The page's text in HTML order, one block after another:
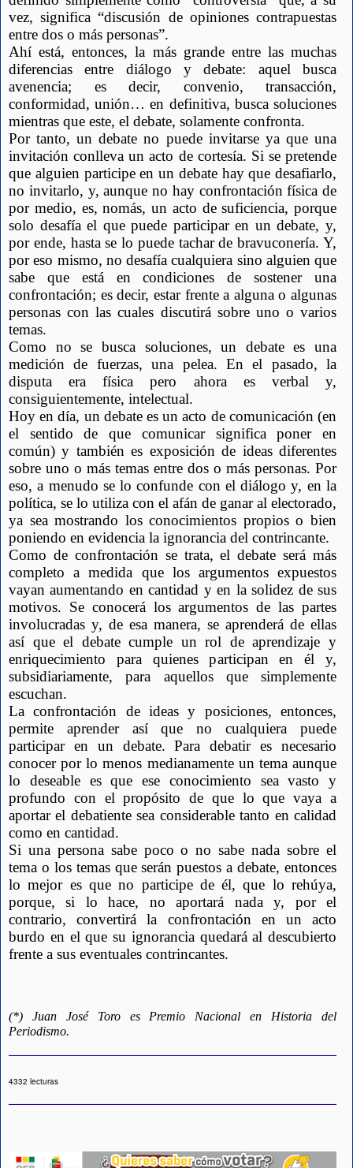
vez, significa “discusión de opiniones contrapuestas
entre dos o más personas”.
Ahí está, entonces, la más grande entre las muchas
diferencias entre diálogo y debate: aquel busca
avenencia; es decir, convenio, transacción,
conformidad, unión… en definitiva, busca soluciones
mientras que este, el debate, solamente confronta.
Por tanto, un debate no puede invitarse ya que una
invitación conlleva un acto de cortesía. Si se pretende
que alguien participe en un debate hay que desafiarlo,
no invitarlo, y, aunque no hay confrontación física de
por medio, es, nomás, un acto de suficiencia, porque
solo desafía el que puede participar en un debate, y,
por ende, hasta se lo puede tachar de bravuconería. Y,
por eso mismo, no desafía cualquiera sino alguien que
sabe que está en condiciones de sostener una
confrontación; es decir, estar frente a alguna o algunas
personas con las cuales discutirá sobre uno o varios
temas.
Como no se busca soluciones, un debate es una
medición de fuerzas, una pelea. En el pasado, la
disputa era física pero ahora es verbal y,
consiguientemente, intelectual.
Hoy en día, un debate es un acto de comunicación (en
el sentido de que comunicar significa poner en
común) y también es exposición de ideas diferentes
sobre uno o más temas entre dos o más personas. Por
eso, a menudo se lo confunde con el diálogo y, en la
política, se lo utiliza con el afán de ganar al electorado,
ya sea mostrando los conocimientos propios o bien
poniendo en evidencia la ignorancia del contrincante.
Como de confrontación se trata, el debate será más
completo a medida que los argumentos expuestos
vayan aumentando en cantidad y en la solidez de sus
motivos. Se conocerá los argumentos de las partes
involucradas y, de esa manera, se aprenderá de ellas
así que el debate cumple un rol de aprendizaje y
enriquecimiento para quienes participan en él y,
subsidiariamente, para aquellos que simplemente
escuchan.
La confrontación de ideas y posiciones, entonces,
permite aprender así que no cualquiera puede
participar en un debate. Para debatir es necesario
conocer por lo menos medianamente un tema aunque
lo deseable es que ese conocimiento sea vasto y
profundo con el propósito de que lo que vaya a
aportar el debatiente sea considerable tanto en calidad
como en cantidad.
Si una persona sabe poco o no sabe nada sobre el
tema o los temas que serán puestos a debate, entonces
lo mejor es que no participe de él, que lo rehúya,
porque, si lo hace, no aportará nada y, por el
contrario, convertirá la confrontación en un acto
burdo en el que su ignorancia quedará al descubierto
frente a sus eventuales contrincantes.
(*) Juan José Toro es Premio Nacional en Historia del
Periodismo.
4332 lecturas